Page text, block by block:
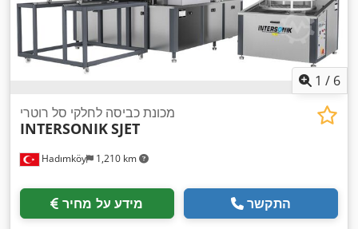
1 / 6
Hadımköy 1,210 km
מכונת כביסה לחלקי סל רוטרי
INTERSONIKSJET
מידע על מחיר התקשר